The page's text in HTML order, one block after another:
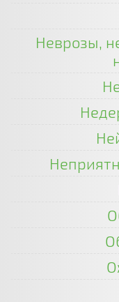
Неврозы,